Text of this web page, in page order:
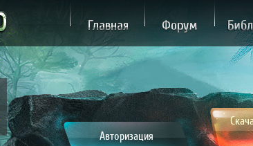
Главная Форум
Авторизация